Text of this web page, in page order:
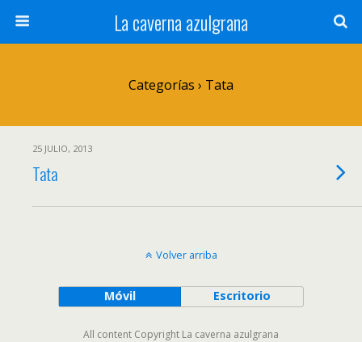
La caverna azulgrana
Categorías › Tata
25 JULIO, 2013
Tata
Volver arriba
Móvil Escritorio
All content Copyright La caverna azulgrana